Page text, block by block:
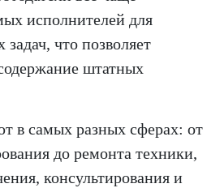
исполнителей для
что позволяет
штатных
в самых разных сферах: от
до ремонта техники,
консультирования и